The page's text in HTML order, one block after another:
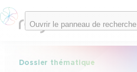
Aller
au
Ouvrir le panneau de recherche
Dossier thématique